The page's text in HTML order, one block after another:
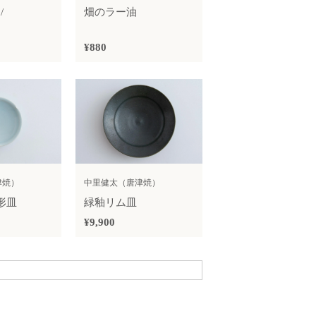
畑のラー油
¥880
）
皿
中里健太（唐津焼）
緑釉リム皿
¥9,900